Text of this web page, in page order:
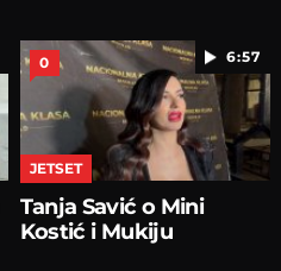
6:57
0
JETSET
Tanja Savić o Mini
Kostić i Mukiju